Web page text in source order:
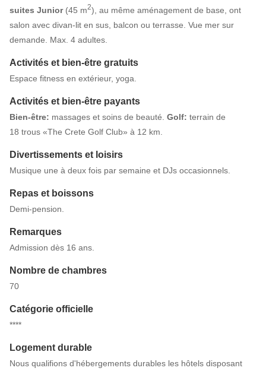
suites Junior(45 m2), au même aménagement de base, ont
salon avec divan-lit en sus, balcon ou terrasse. Vue mer sur
demande. Max. 4 adultes.
Activités et bien-être gratuits
Espace fitness en extérieur, yoga.
Activités et bien-être payants
Bien-être: massages et soins de beauté. Golf: terrain de
18 trous «The Crete Golf Club» à 12 km.
Divertissements et loisirs
Musique une à deux fois par semaine et DJs occasionnels.
Repas et boissons
Demi-pension.
Remarques
Admission dès 16 ans.
Nombre de chambres
70
Catégorie officielle
****
Logement durable
Nous qualifions d'hébergements durables les hôtels disposant